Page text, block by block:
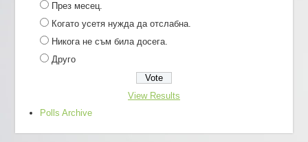
През месец.
Когато усетя нужда да отслабна.
Никога не съм била досега.
Друго
View Results
Polls Archive